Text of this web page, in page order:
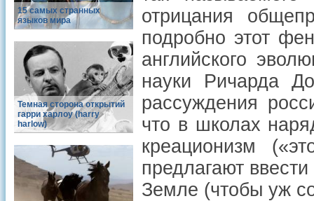
15 самых странных
языков мира
Темная сторона открытий
гарри харлоу (harry
harlow)
отрицания
подробно этот
английского
науки Ричарда
рассуждения
что в школах
креационизм
предлагают
Земле (чтобы уж